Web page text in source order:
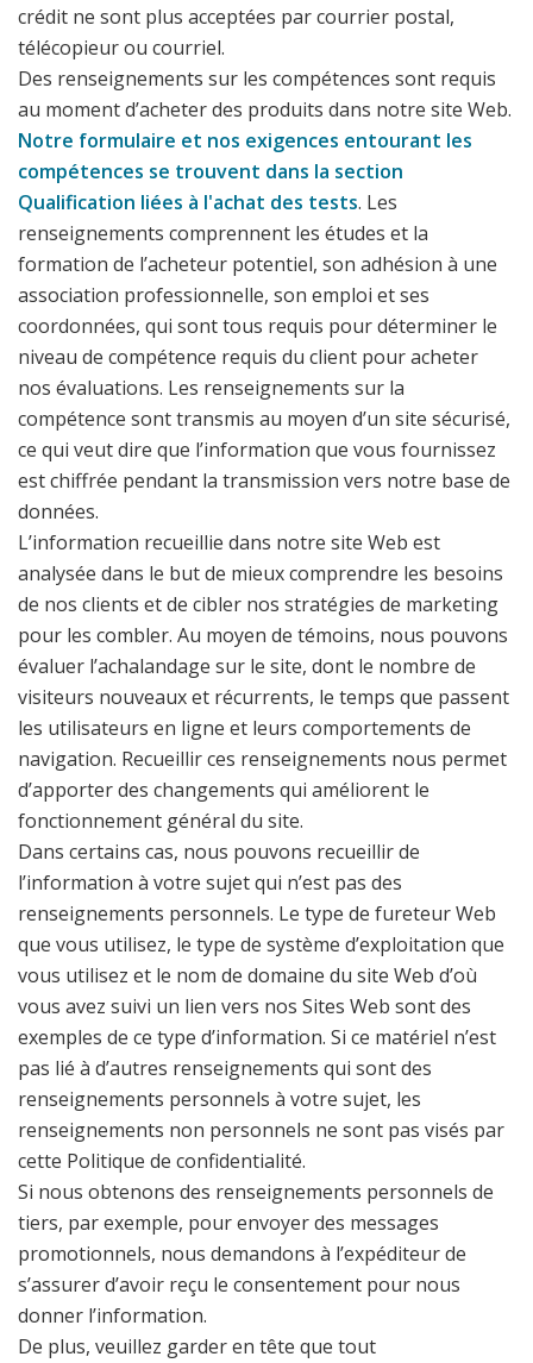
crédit ne sont plus acceptées par courrier postal,
télécopieur ou courriel.
Des renseignements sur les compétences sont requis
au moment d’acheter des produits dans notre site Web.
Notre formulaire et nos exigences entourant les
compétences se trouvent dans la section
Qualification liées à l'achat des tests. Les
renseignements comprennent les études et la
formation de l’acheteur potentiel, son adhésion à une
association professionnelle, son emploi et ses
coordonnées, qui sont tous requis pour déterminer le
niveau de compétence requis du client pour acheter
nos évaluations. Les renseignements sur la
compétence sont transmis au moyen d’un site sécurisé,
ce qui veut dire que l’information que vous fournissez
est chiffrée pendant la transmission vers notre base de
données.
L’information recueillie dans notre site Web est
analysée dans le but de mieux comprendre les besoins
de nos clients et de cibler nos stratégies de marketing
pour les combler. Au moyen de témoins, nous pouvons
évaluer l’achalandage sur le site, dont le nombre de
visiteurs nouveaux et récurrents, le temps que passent
les utilisateurs en ligne et leurs comportements de
navigation. Recueillir ces renseignements nous permet
d’apporter des changements qui améliorent le
fonctionnement général du site.
Dans certains cas, nous pouvons recueillir de
l’information à votre sujet qui n’est pas des
renseignements personnels. Le type de fureteur Web
que vous utilisez, le type de système d’exploitation que
vous utilisez et le nom de domaine du site Web d’où
vous avez suivi un lien vers nos Sites Web sont des
exemples de ce type d’information. Si ce matériel n’est
pas lié à d’autres renseignements qui sont des
renseignements personnels à votre sujet, les
renseignements non personnels ne sont pas visés par
cette Politique de confidentialité.
Si nous obtenons des renseignements personnels de
tiers, par exemple, pour envoyer des messages
promotionnels, nous demandons à l’expéditeur de
s’assurer d’avoir reçu le consentement pour nous
donner l’information.
De plus, veuillez garder en tête que tout